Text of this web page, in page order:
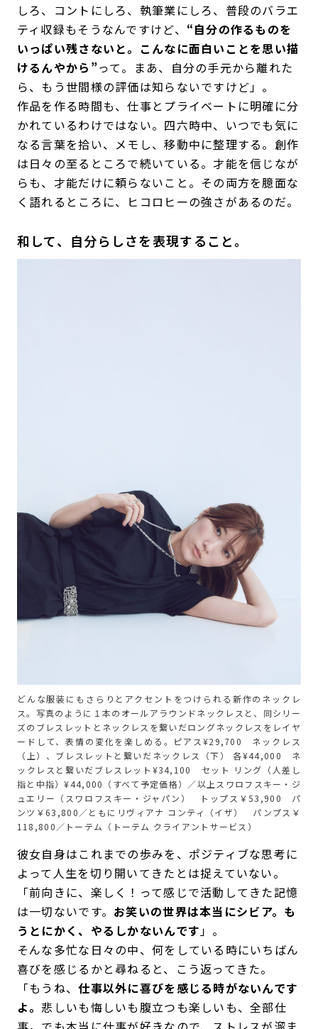
しろ、コントにしろ、執筆業にしろ、普段のバラエ
ティ収録もそうなんですけど、 “自分の作るものを
いっぱい残さないと。こんなに面白いことを思い描
けるんやから”って。まあ、自分の手元から離れた
ら、もう世間様の評価は知らないですけど」。
作品を作る時間も、仕事とプライベートに明確に分
かれているわけではない。四六時中、いつでも気に
なる言葉を拾い、メモし、移動中に整理する。創作
は日々の至るところで続いている。才能を信じなが
らも、才能だけに頼らないこと。その両方を臆面な
く語れるところに、ヒコロヒーの強さがあるのだ。
和して、自分らしさを表現すること。
どんな服装にもさらりとアクセントをつけられる新作のネックレ
ス。写真のように１本のオールアラウンドネックレスと、同シリー
ズのブレスレットとネックレスを繋いだロングネックレスをレイヤ
ードして、表情の変化を楽しめる。ピアス¥29,700 ネックレス
（上）、ブレスレットと繋いだネックレス（下） 各¥44,000 ネ
ックレスと繋いだブレスレット¥34,100 セット リング（人差し
指と中指）¥44,000（すべて予定価格）／以上スワロフスキー・ジ
ュエリー（スワロフスキー・ジャパン） トップス￥53,900 パ
ンツ￥63,800／ともにリヴィアナ コンティ（イザ） パンプス￥
118,800／トーテム（トーテム クライアントサービス）
彼女自身はこれまでの歩みを、ポジティブな思考に
よって人生を切り開いてきたとは捉えていない。
「前向きに、楽しく！って感じで活動してきた記憶
は一切ないです。 お笑いの世界は本当にシビア。も
うとにかく、やるしかないんです」。
そんな多忙な日々の中、何をしている時にいちばん
喜びを感じるかと尋ねると、こう返ってきた。
「もうね、仕事以外に喜びを感じる時がないんです
よ。悲しいも悔しいも腹立つも楽しいも、全部仕